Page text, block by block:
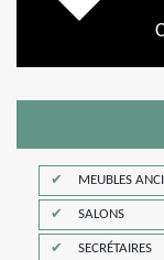
MEUBLES
SALONS
SECRÉTAIRES